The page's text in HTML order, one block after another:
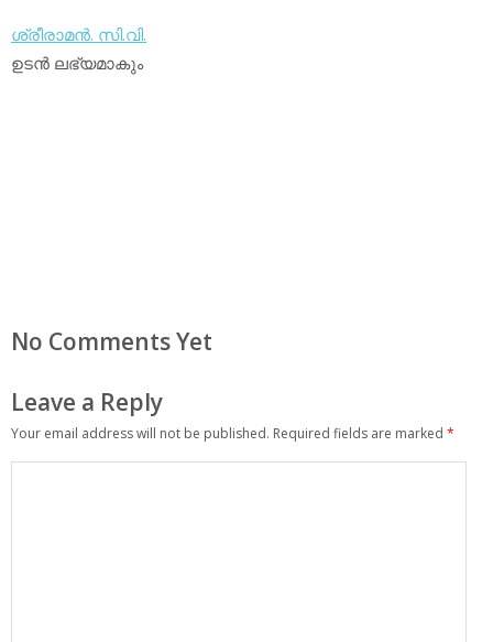
ശ്രീരാമന്‍. സി.വി.
ഉടന്‍ ലഭ്യമാകും
No Comments Yet
Leave a Reply
Your email address will not be published. Required fields are marked *